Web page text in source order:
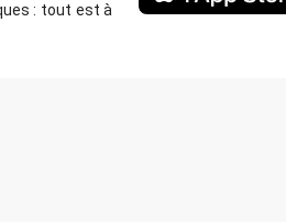
: tout est à